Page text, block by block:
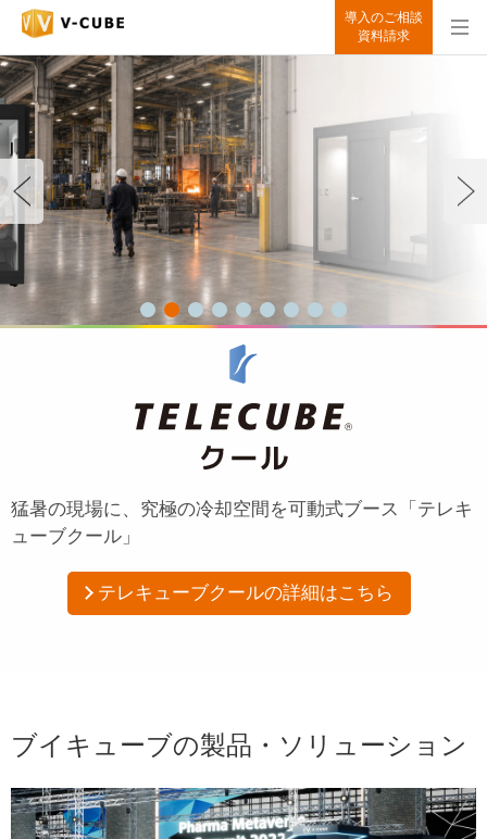
導入のご相談
資料請求
猛暑の現場に、究極の冷却空間を可動式ブース「テレキ
ューブクール」
テレキューブクールの詳細はこちら
ブイキューブの製品・ソリューション